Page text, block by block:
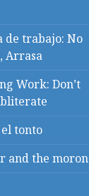
de trabajo: No
Arrasa
Work: Don’t
tonto
and the moron